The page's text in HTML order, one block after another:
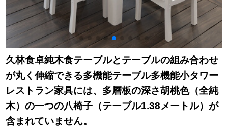
久林食卓純木食テーブルとテーブルの組み合わせ
が丸く伸縮できる多機能テーブル多機能小タワー
レストラン家具には、多層板の深さ胡桃色（全純
木）の一つの八椅子（テーブル1.38メートル）が
含まれていません。